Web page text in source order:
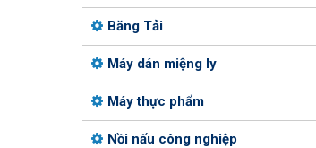
Băng Tải
Máy dán miệng ly
Máy thực phẩm
Nồi nấu công nghiệp